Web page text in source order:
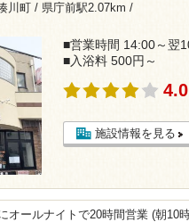
川町 / 県庁前駅2.07km /
■営業時間 14:00～翌
■入浴料 500円～
施設情報を見る
オールナイトで20時間営業 (朝10